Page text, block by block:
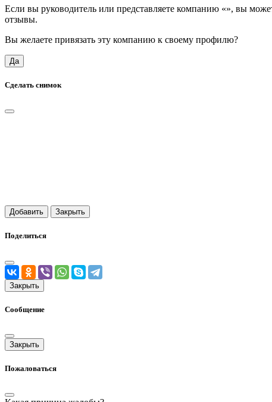
Если вы руководитель или представляете компанию «», вы
отзывы.
Вы желаете привязать эту компанию к своему профилю?
Да
Сделать снимок
Добавить Закрыть
Поделиться
Закрыть
Сообщение
Закрыть
Пожаловаться